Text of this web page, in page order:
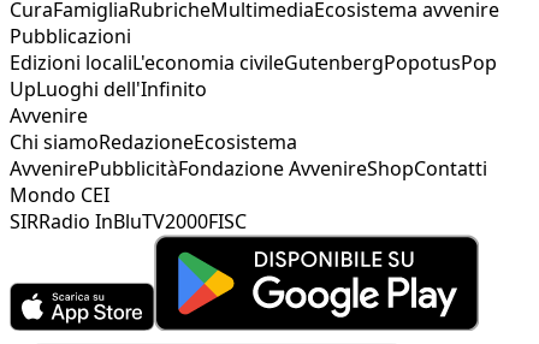
CuraFamigliaRubricheMultimediaEcosistema avvenire
Pubblicazioni
Edizioni localiL'economia civileGutenbergPopotusPop
UpLuoghi dell'Infinito
Avvenire
Chi siamoRedazioneEcosistema
AvvenirePubblicitàFondazione AvvenireShopContatti
Mondo CEI
SIRRadio InBluTV2000FISC